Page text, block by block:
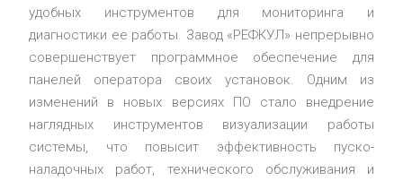
удобных инструментов для мониторинга и
диагностики ее работы. Завод «РЕФКУЛ» непрерывно
совершенствует программное обеспечение для
панелей оператора своих установок. Одним из
изменений в новых версиях ПО стало внедрение
наглядных инструментов визуализации работы
системы, что повысит эффективность пуско-
наладочных работ, технического обслуживания и